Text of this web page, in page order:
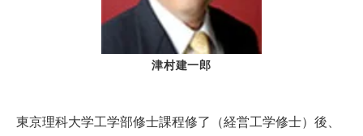
津村建一郎
東京理科大学工学部修士課程修了（経営工学修士）後、